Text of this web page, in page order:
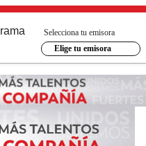
Selecciona tu emisora
Elige tu emisora